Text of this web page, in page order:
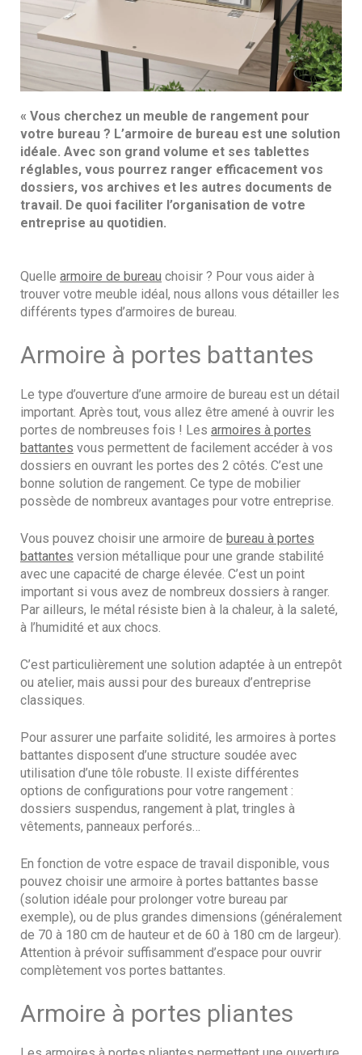
« Vous cherchez un meuble de rangement pour
votre bureau ? L’armoire de bureau est une solution
idéale. Avec son grand volume et ses tablettes
réglables, vous pourrez ranger efficacement vos
dossiers, vos archives et les autres documents de
travail. De quoi faciliter l’organisation de votre
entreprise au quotidien.
Quelle armoire de bureau choisir ? Pour vous aider à
trouver votre meuble idéal, nous allons vous détailler les
différents types d’armoires de bureau.
Armoire à portes battantes
Le type d’ouverture d’une armoire de bureau est un détail
important. Après tout, vous allez être amené à ouvrir les
portes de nombreuses fois ! Les armoires à portes
battantes vous permettent de facilement accéder à vos
dossiers en ouvrant les portes des 2 côtés. C’est une
bonne solution de rangement. Ce type de mobilier
possède de nombreux avantages pour votre entreprise.
Vous pouvez choisir une armoire de bureau à portes
battantes version métallique pour une grande stabilité
avec une capacité de charge élevée. C’est un point
important si vous avez de nombreux dossiers à ranger.
Par ailleurs, le métal résiste bien à la chaleur, à la saleté,
à l’humidité et aux chocs.
C’est particulièrement une solution adaptée à un entrepôt
ou atelier, mais aussi pour des bureaux d’entreprise
classiques.
Pour assurer une parfaite solidité, les armoires à portes
battantes disposent d’une structure soudée avec
utilisation d’une tôle robuste. Il existe différentes
options de configurations pour votre rangement :
dossiers suspendus, rangement à plat, tringles à
vêtements, panneaux perforés…
En fonction de votre espace de travail disponible, vous
pouvez choisir une armoire à portes battantes basse
(solution idéale pour prolonger votre bureau par
exemple), ou de plus grandes dimensions (généralement
de 70 à 180 cm de hauteur et de 60 à 180 cm de largeur).
Attention à prévoir suffisamment d’espace pour ouvrir
complètement vos portes battantes.
Armoire à portes pliantes